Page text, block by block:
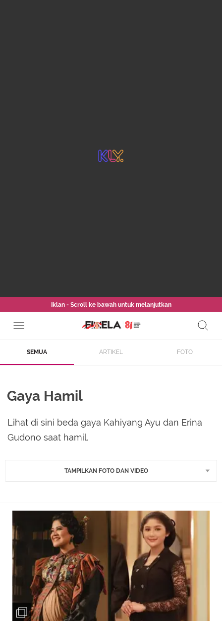
Iklan - Scroll ke bawah untuk melanjutkan
SEMUA ARTIKEL FOTO
Gaya Hamil
Lihat di sini beda gaya Kahiyang Ayu dan Erina
Gudono saat hamil.
TAMPILKAN FOTO DAN VIDEO